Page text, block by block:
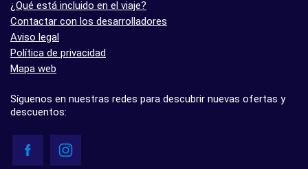
¿Qué está incluido en el viaje?
Contactar con los desarrolladores
Aviso legal
Política de privacidad
Mapa web
Síguenos en nuestras redes para descubrir nuevas ofertas y
descuentos: